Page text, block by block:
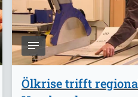
Ölkrise trifft